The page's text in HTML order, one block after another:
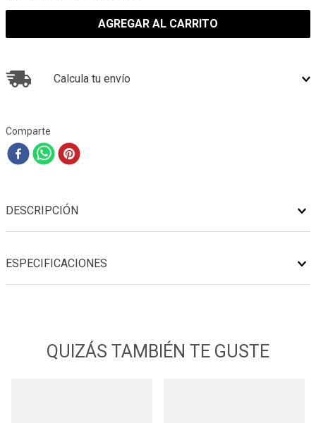
AGREGAR AL CARRITO
Calcula tu envío
Comparte
DESCRIPCIÓN
ESPECIFICACIONES
QUIZÁS TAMBIÉN TE GUSTE